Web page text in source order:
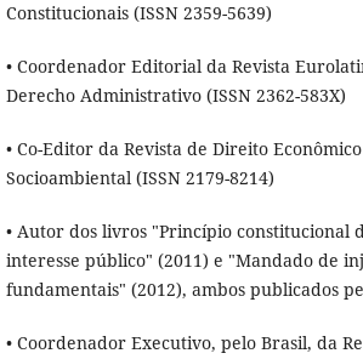
Constitucionais (ISSN 2359-5639)
• Coordenador Editorial da Revista
Derecho Administrativo (ISSN 2362-583X)
• Co-Editor da Revista de Direito
Socioambiental (ISSN 2179-8214)
• Autor dos livros "Princípio constitucional
interesse público" (2011) e "Mandado de
fundamentais" (2012), ambos publicados
• Coordenador Executivo, pelo Brasil, da